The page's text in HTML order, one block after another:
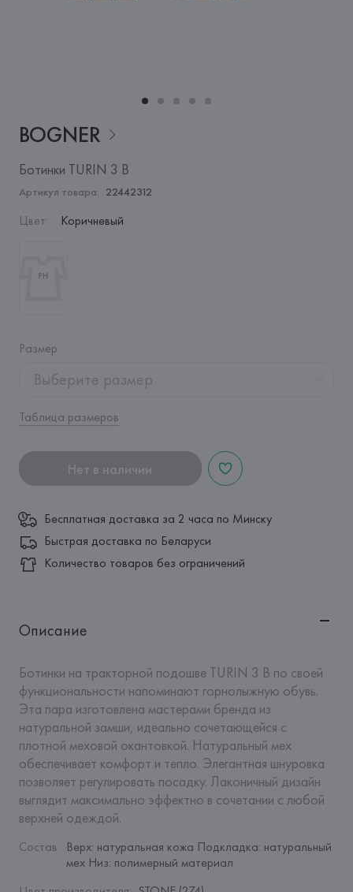
BOGNER
Ботинки TURIN 3 B
Артикул товара: 22442312
Цвет: Коричневый
Размер:
Выберите размер
Таблица размеров
Нет в наличии
Бесплатная доставка за 2 часа по Минску
Быстрая доставка по Беларуси
Количество товаров без ограничений
Описание
Ботинки на тракторной подошве TURIN 3 B по своей
функциональности напоминают горнолыжную обувь.
Эта пара изготовлена мастерами бренда из
натуральной замши, идеально сочетающейся с
плотной меховой окантовкой. Натуральный мех
обеспечивает комфорт и тепло. Элегантная шнуровка
позволяет регулировать посадку. Лаконичный дизайн
выглядит максимально эффектно в сочетании с любой
верхней одеждой.
Состав: Верх: натуральная кожа Подкладка: натуральный
мех Низ: полимерный материал